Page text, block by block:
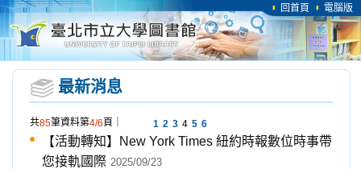
回首頁 電腦版
最新消息
共85筆資料第4/6頁 1 2 3 4 5 6
【活動轉知】New York Times 紐約時報數位時事帶
您接軌國際 2025/09/23